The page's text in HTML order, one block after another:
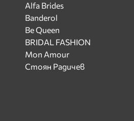
Alfa Brides
Banderol
Be Queen
BRIDAL FASHION
Mon Amour
Стоян Радичев